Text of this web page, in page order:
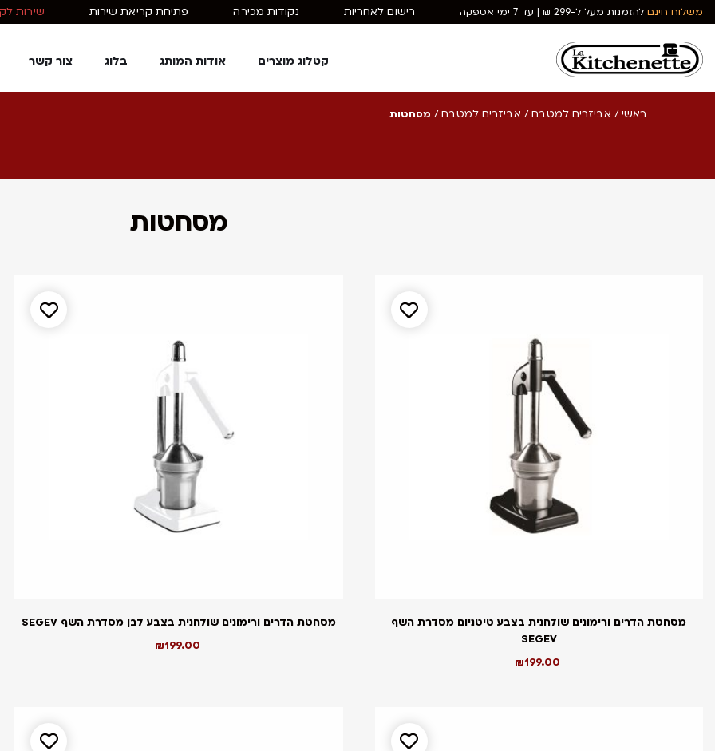
קטלוג מוצרים אודות המותג בלוג צור קשר
משלוח חינם להזמנות מעל ל-299 ₪ | עד 7 ימי אספקה רישום לאחריות נקודות מכירה פתיחת קריאת שירות שירות לקוחות:
ראשי/ אביזרים למטבח/ אביזרים למטבח/ מסחטות
מסחטות
מסחטת הדרים ורימונים שולחנית בצבע טיטניום מסדרת השף
SEGEV
199.00
₪
מסחטת הדרים ורימונים שולחנית בצבע לבן מסדרת השף SEGEV
199.00
₪